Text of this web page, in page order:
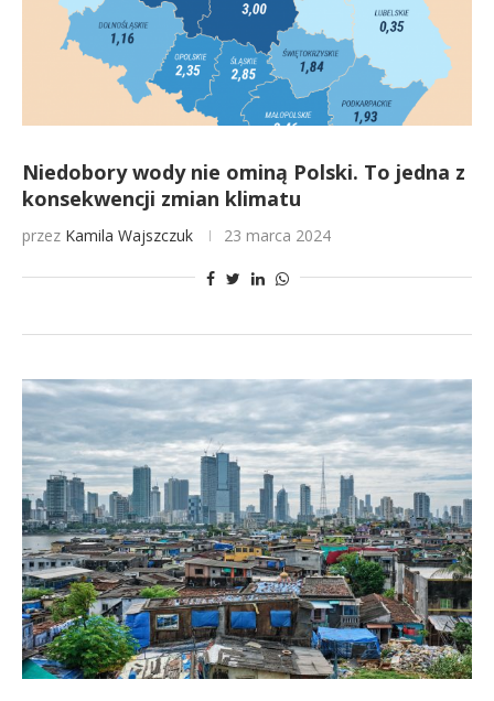
Niedobory wody nie ominą Polski. To jedna z
konsekwencji zmian klimatu
przez Kamila Wajszczuk 23 marca 2024